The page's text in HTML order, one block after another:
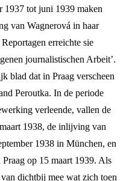
1937 tot juni 1939 maken
van Wagnerová in haar
erreichte sie
journalistischen Arbeit’.
blad dat in Praag verscheen
Peroutka. In de periode
verleende, vallen de
1938, de inlijving van
1938 in München, en
op 15 maart 1939. Als
dichtbij mee wat zich toen